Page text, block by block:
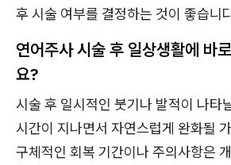
후 시술 여부를 결정하는 것이 좋습니
연어주사 시술 후 일상생활에 바
요?
시술 후 일시적인 붓기나 발적이 나타
시간이 지나면서 자연스럽게 완화될
구체적인 회복 기간이나 주의사항은